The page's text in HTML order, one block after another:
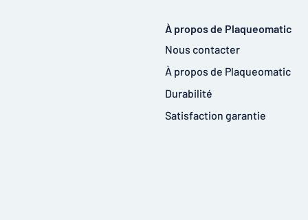
À propos de Plaqueomatic
Nous contacter
À propos de Plaqueomatic
Durabilité
Satisfaction garantie